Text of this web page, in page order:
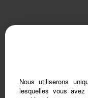
Afin de vous offrir un confort
ou votre smartphone, notre
Nous utiliserons
lesquelles vous